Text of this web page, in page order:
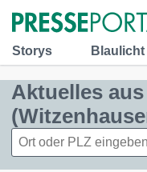
Storys Blaulicht
Aktuelles